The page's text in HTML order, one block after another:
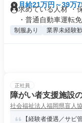
月給21万円～39万
求めている人材 ・
・普通自動車運転
制服あり 業界未経験
正社員
障がい者支援施設
社会福祉法人福岡県盲人
【経験者優遇／サビ